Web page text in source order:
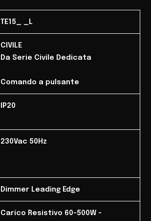
TE15_ _L
CIVILE
Da Serie Civile Dedicata
Comando a pulsante
IP20
230Vac 50Hz
Dimmer Leading Edge
Carico Resistivo 60-500W -